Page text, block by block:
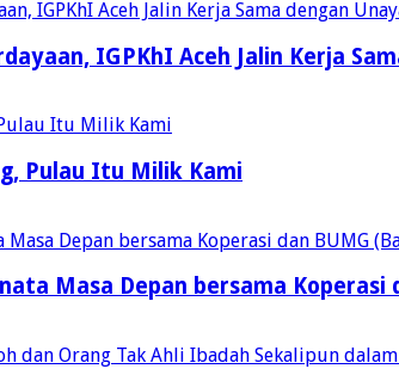
IGPKhI Aceh Jalin Kerja
Pulau Itu Milik Kami
Masa Depan bersama Koperasi